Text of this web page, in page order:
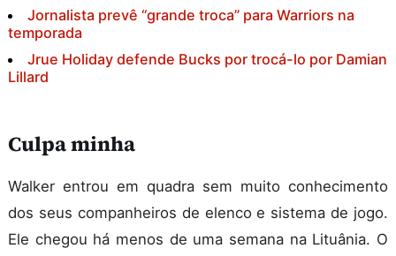
Jornalista prevê “grande troca” para Warriors na
temporada
Jrue Holiday defende Bucks por trocá-lo por Damian
Lillard
Culpa minha
Walker entrou em quadra sem muito conhecimento
dos seus companheiros de elenco e sistema de jogo.
Ele chegou há menos de uma semana na Lituânia. O